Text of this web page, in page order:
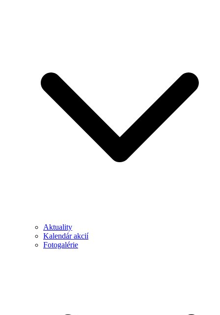
Aktuality
Kalendár akcií
Fotogalérie